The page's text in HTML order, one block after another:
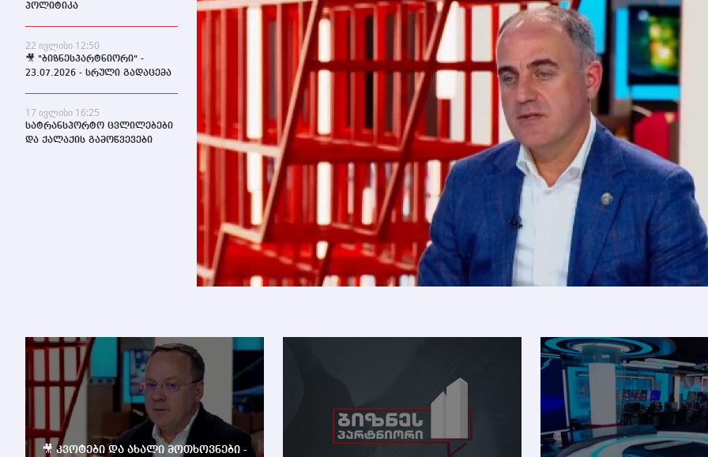
პოლიტიკა
22 ივლისი 12:50
🎥 "ბიზნესპარტნიორი" -
23.07.2026 - სრული გადაცემა
17 ივლისი 16:25
სატრანსპორტო ცვლილებები
და ქალაქის გამოწვევები
🎥 კვოტები და ახალი მოთხოვნები -